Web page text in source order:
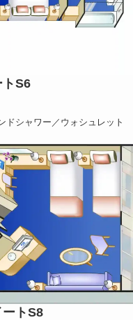
トS6
ドシャワー／ウォシュレット
ートS8